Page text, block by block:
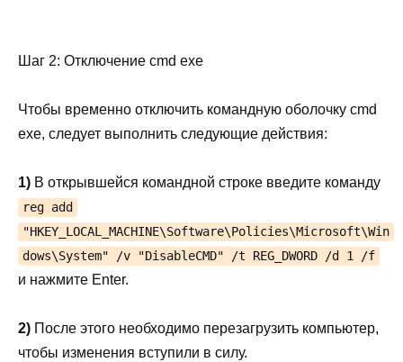
Шаг 2: Отключение cmd exe
Чтобы временно отключить командную оболочку cmd
exe, следует выполнить следующие действия:
1) В открывшейся командной строке введите команду
reg add
"HKEY_LOCAL_MACHINE\Software\Policies\Microsoft\Win
dows\System" /v "DisableCMD" /t REG_DWORD /d 1 /f
и нажмите Enter.
2) После этого необходимо перезагрузить компьютер,
чтобы изменения вступили в силу.